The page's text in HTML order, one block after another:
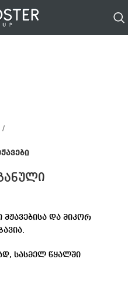
და მიკორ
სასმელ წყალში